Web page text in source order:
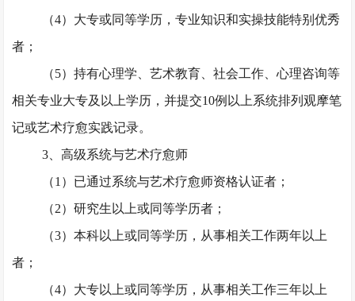
（4）大专或同等学历，专业知识和实操技能特别优秀
者；
（5）持有心理学、艺术教育、社会工作、心理咨询等
相关专业大专及以上学历，并提交10例以上系统排列观摩笔
记或艺术疗愈实践记录。
3、高级系统与艺术疗愈师
（1）已通过系统与艺术疗愈师资格认证者；
（2）研究生以上或同等学历者；
（3）本科以上或同等学历，从事相关工作两年以上
者；
（4）大专以上或同等学历，从事相关工作三年以上